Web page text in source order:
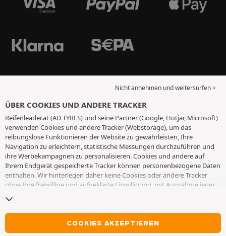
Nicht annehmen und weitersurfen >
ÜBER COOKIES UND ANDERE TRACKER
Reifenleader.at (AD TYRES) und seine Partner (Google, Hotjar, Microsoft)
verwenden Cookies und andere Tracker (Webstorage), um das
reibungslose Funktionieren der Website zu gewährleisten, Ihre
Navigation zu erleichtern, statistische Messungen durchzuführen und
ihre Werbekampagnen zu personalisieren. Cookies und andere auf
Ihrem Endgerät gespeicherte Tracker können personenbezogene Daten
enthalten. Wir hinterlegen daher keine Cookies oder andere Tracker
ohne Ihre freiwillige und aufgeklärte Einwilligung, mit Ausnahme jener,
Auswahl für einen Zeitraum von 6 Monaten. Sie können Ihre
Einwilligung jederzeit widerrufen, indem Sie die WebseiteCookies und
besuchen. Sie haben die Möglichkeit, Ihre Navigation
fortzusetzen, ohne die Hinterlegung von Cookies oder anderen
COOKIES AKZEPTIEREN